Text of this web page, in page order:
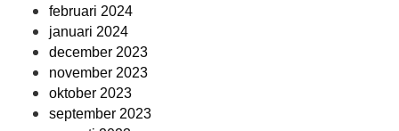
februari 2024
januari 2024
december 2023
november 2023
oktober 2023
september 2023